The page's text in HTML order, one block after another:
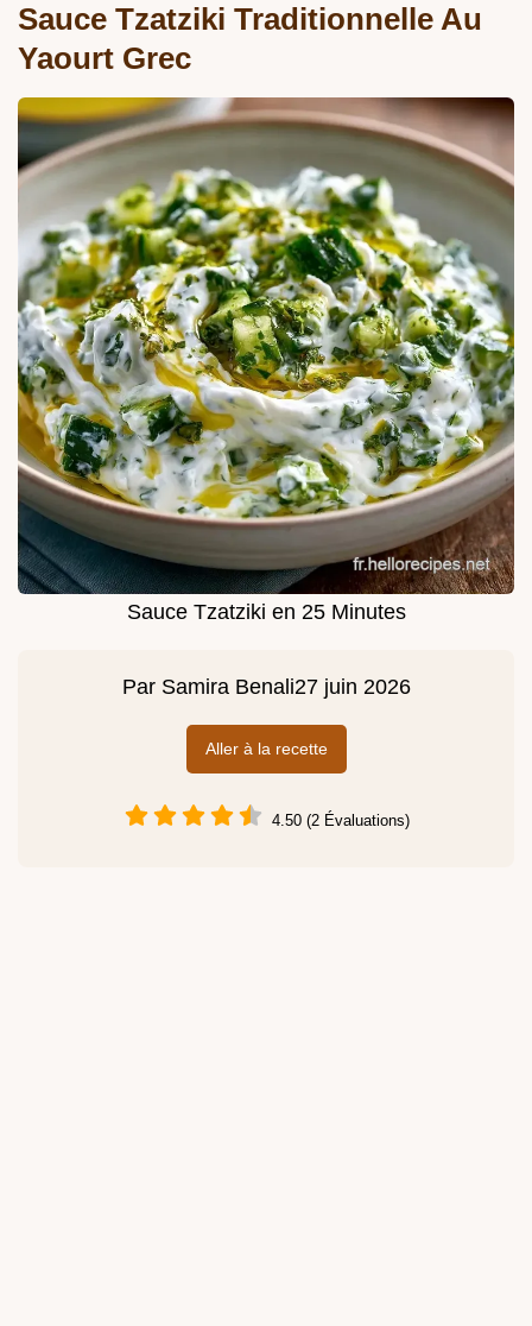
Sauce Tzatziki Traditionnelle Au
Yaourt Grec
Sauce Tzatziki en 25 Minutes
Par Samira Benali27 juin 2026
Aller à la recette
4.50 (2 Évaluations)